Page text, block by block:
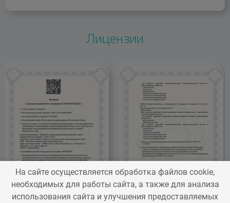
Консультация врача-ортодонта повторная
B01.063.001
Консультация врача-ортодонта первичная
2500 ₽
межчелюсной тяги
1200 ₽
А16.07.048.017
Ортодонтическая коррекция с применением
брекет-систем. Щечная трубка конвертируемая
Лицензии
На сайте осуществляется обработка файлов cookie,
необходимых для работы сайта, а также для анализа
использования сайта и улучшения предоставляемых